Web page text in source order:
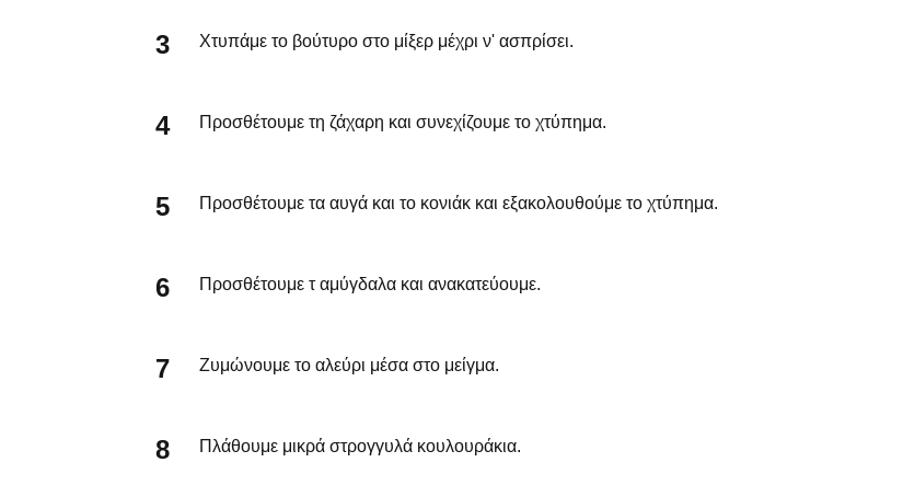
Χτυπάμε το βούτυρο στο μίξερ μέχρι ν' ασπρίσει.
Προσθέτουμε τη ζάχαρη και συνεχίζουμε το χτύπημα.
Προσθέτουμε τα αυγά και το κονιάκ και εξακολουθούμε το χτύπημα.
Προσθέτουμε τ αμύγδαλα και ανακατεύουμε.
Ζυμώνουμε το αλεύρι μέσα στο μείγμα.
Πλάθουμε μικρά στρογγυλά κουλουράκια.